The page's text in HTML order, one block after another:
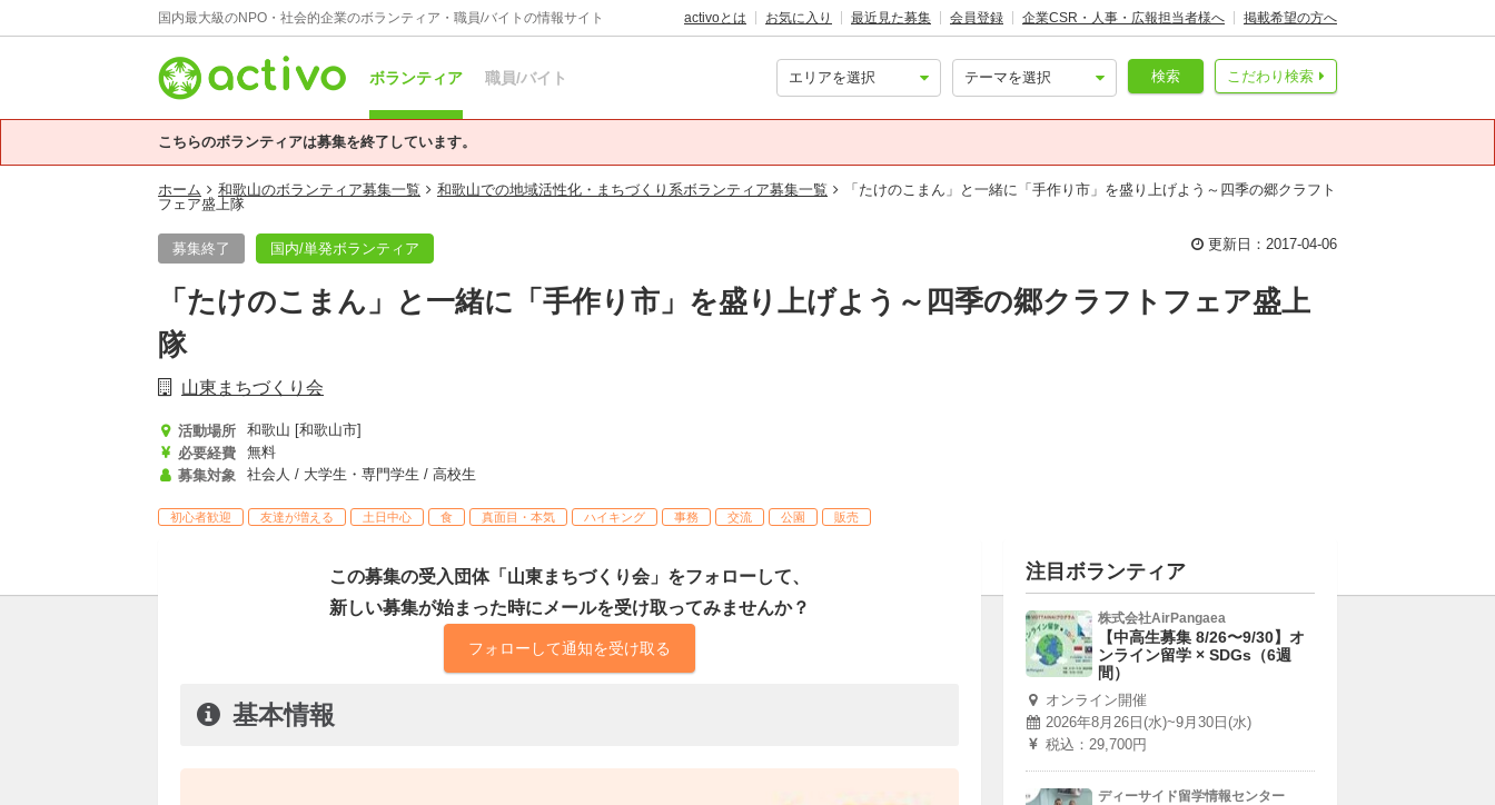
国内最大級のNPO・社会的企業のボランティア・職員/バイトの情報サイト activoとは お気に入り 最近見た募集 会員登録 企業CSR・人事・広報担当者様へ 掲載希望の方へ
ボランティア 職員/バイト こだわり検索
検索
こちらのボランティアは募集を終了しています。
ホーム 和歌山のボランティア募集一覧 和歌山での地域活性化・まちづくり系ボランティア募集一覧
「たけのこまん」と一緒に「手作り市」を盛り上げよう～四季の郷クラフト
フェア盛上隊
募集終了 国内/単発ボランティア 更新日：2017-04-06
「たけのこまん」と一緒に「手作り市」を盛り上げよう～四季の郷クラフトフェア盛上
隊
山東まちづくり会
活動場所
和歌山 [和歌山市]
必要経費
無料
募集対象
社会人 / 大学生・専門学生 / 高校生
初心者歓迎 友達が増える 土日中心 食 真面目・本気 ハイキング 事務 交流 公園 販売
この募集の受入団体「山東まちづくり会」をフォローして、
新しい募集が始まった時にメールを受け取ってみませんか？
フォローして通知を受け取る
基本情報
注目ボランティア
株式会社AirPangaea
【中高生募集 8/26〜9/30】オ
ンライン留学 × SDGs（6週
間）
オンライン開催
2026年8月26日(水)~9月30日(水)
税込：29,700円
ディーサイド留学情報センター